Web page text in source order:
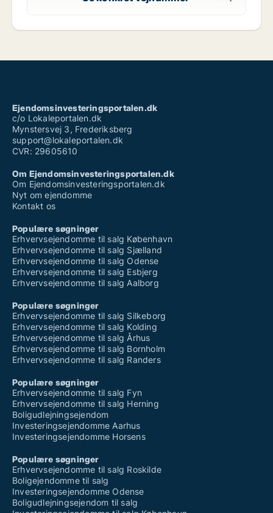
Ejendomsinvesteringsportalen.dk
c/o Lokaleportalen.dk
Mynstersvej 3, Frederiksberg
support@lokaleportalen.dk
CVR: 29605610
Om Ejendomsinvesteringsportalen.dk
Om Ejendomsinvesteringsportalen.dk
Nyt om ejendomme
Kontakt os
Populære søgninger
Erhvervsejendomme til salg København
Erhvervsejendomme til salg Sjælland
Erhvervsejendomme til salg Odense
Erhvervsejendomme til salg Esbjerg
Erhvervsejendomme til salg Aalborg
Populære søgninger
Erhvervsejendomme til salg Silkeborg
Erhvervsejendomme til salg Kolding
Erhvervsejendomme til salg Århus
Erhvervsejendomme til salg Bornholm
Erhvervsejendomme til salg Randers
Populære søgninger
Erhvervsejendomme til salg Fyn
Erhvervsejendomme til salg Herning
Boligudlejningsejendom
Investeringsejendomme Aarhus
Investeringsejendomme Horsens
Populære søgninger
Erhvervsejendomme til salg Roskilde
Boligejendomme til salg
Investeringsejendomme Odense
Boligudlejningsejendom til salg